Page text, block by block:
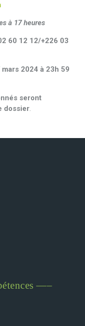
à 17 heures
60 12 12/+226 03
2024 à 23h 59
seront
dossier.
—–